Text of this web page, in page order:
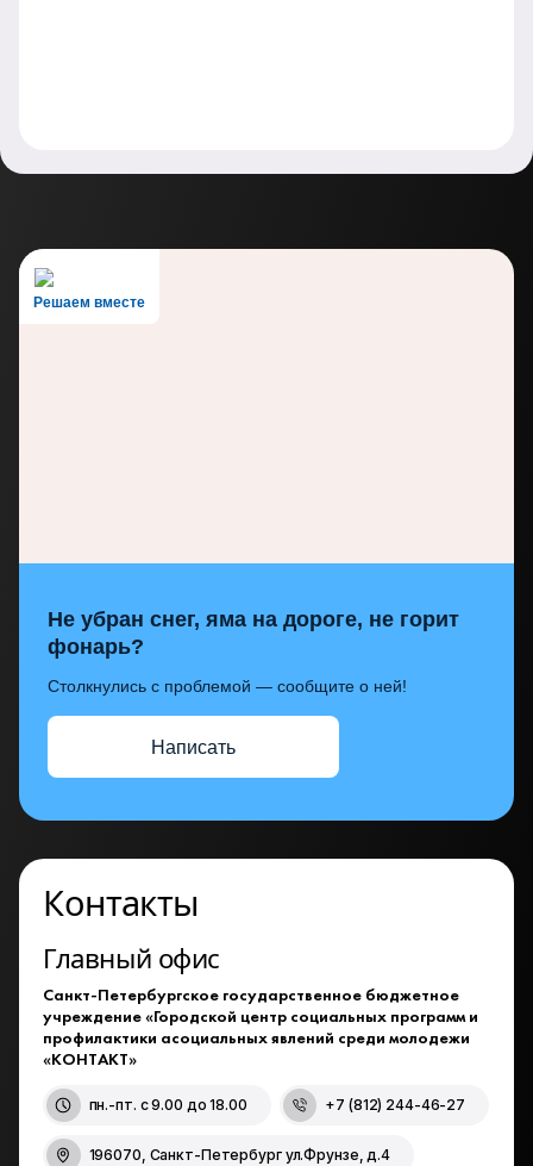
Решаем вместе
Не убран снег, яма на дороге, не горит
фонарь?
Столкнулись с проблемой — сообщите о ней!
Написать
Контакты
Главный офис
Санкт-Петербургское государственное бюджетное
учреждение «Городской центр социальных программ и
профилактики асоциальных явлений среди молодежи
«КОНТАКТ»
пн.-пт. с 9.00 до 18.00 +7 (812) 244-46-27
196070, Санкт-Петербург ул.Фрунзе, д.4